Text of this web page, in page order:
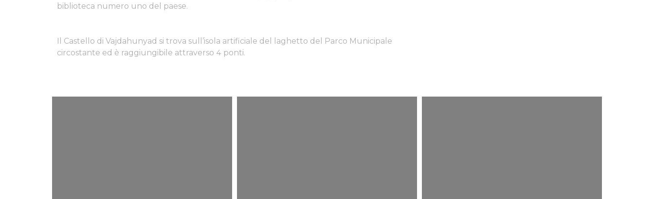
biblioteca numero uno del paese.
Il Castello di Vajdahunyad si trova sull’isola artificiale del laghetto del Parco Municipale
circostante ed è raggiungibile attraverso 4 ponti.